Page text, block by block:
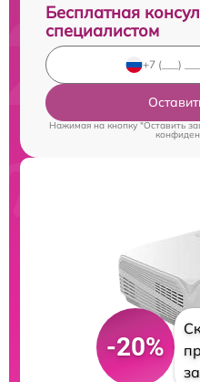
Бесплатная
специалистом
Нажимая на кнопку "Оставить
-20%